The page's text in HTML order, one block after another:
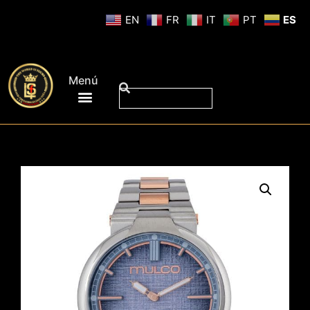
Menú
EN FR IT PT ES